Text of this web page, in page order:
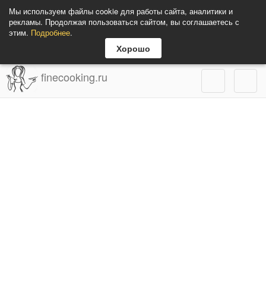
Мы используем файлы cookie для работы сайта, аналитики и
рекламы. Продолжая пользоваться сайтом, вы соглашаетесь с
этим. Подробнее.
Хорошо
finecooking.ru